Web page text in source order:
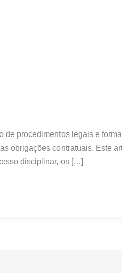
de procedimentos legais e
obrigações contratuais. Este
disciplinar, os […]